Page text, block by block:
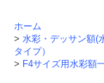
ホーム
> 水彩・デッサン額(
タイプ）
> F4サイズ用水彩額